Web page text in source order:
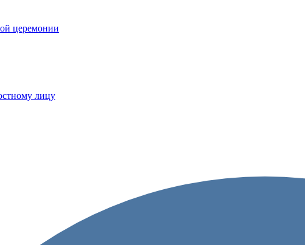
церемонии
лицу